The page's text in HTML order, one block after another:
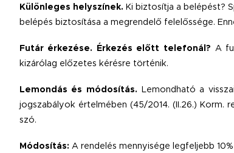
Különleges helyszínek. Ki biztosítja a belépést?
belépés biztosítása a megrendelő felelőssége.
Futár érkezése. Érkezés előtt telefonál? A
kizárólag előzetes kérésre történik.
Lemondás és módosítás. Lemondható a
jogszabályok értelmében (45/2014. (II.26.) Korm.
szó.
Módosítás: A rendelés mennyisége legfeljebb